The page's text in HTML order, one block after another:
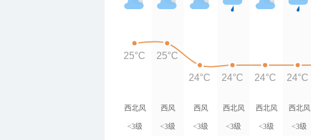
西北风
<3级
西风
<3级
西风
<3级
西北风
<3级
西北风
<3级
西北风
<3级
25°C 25°C
24°C 24°C 24°C 24°C